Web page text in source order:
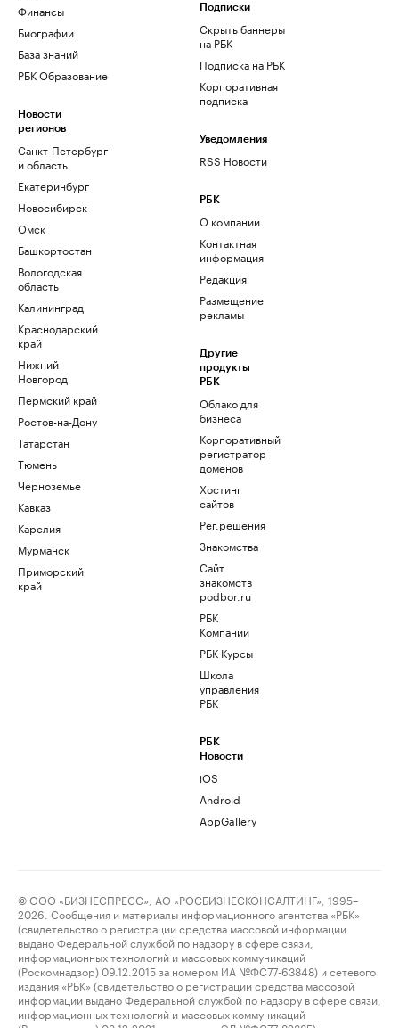
Финансы
Биографии
База знаний
РБК Образование
Новости
регионов
Санкт-Петербург
и область
Екатеринбург
Новосибирск
Омск
Башкортостан
Вологодская
область
Калининград
Краснодарский
край
Нижний
Новгород
Пермский край
Ростов-на-Дону
Татарстан
Тюмень
Черноземье
Кавказ
Карелия
Мурманск
Приморский
край
Подписки
Скрыть баннеры
на РБК
Подписка на РБК
Корпоративная
подписка
Уведомления
RSS Новости
РБК
О компании
Контактная
информация
Редакция
Размещение
рекламы
Другие
продукты
РБК
Облако для
бизнеса
Корпоративный
регистратор
доменов
Хостинг
сайтов
Рег.решения
Знакомства
Сайт
знакомств
podbor.ru
РБК
Компании
РБК Курсы
Школа
управления
РБК
РБК
Новости
iOS
Android
AppGallery
© ООО «БИЗНЕСПРЕСС», АО «РОСБИЗНЕСКОНСАЛТИНГ», 1995–
2026. Сообщения и материалы информационного агентства «РБК»
(свидетельство о регистрации средства массовой информации
выдано Федеральной службой по надзору в сфере связи,
информационных технологий и массовых коммуникаций
(Роскомнадзор) 09.12.2015 за номером ИА №ФС77-63848) и сетевого
издания «РБК» (свидетельство о регистрации средства массовой
информации выдано Федеральной службой по надзору в сфере связи,
информационных технологий и массовых коммуникаций